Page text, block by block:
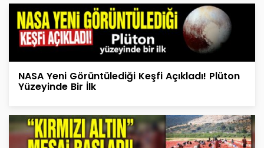
NASA Yeni Görüntülediği Keşfi Açıkladı! Plüton
Yüzeyinde Bir İlk